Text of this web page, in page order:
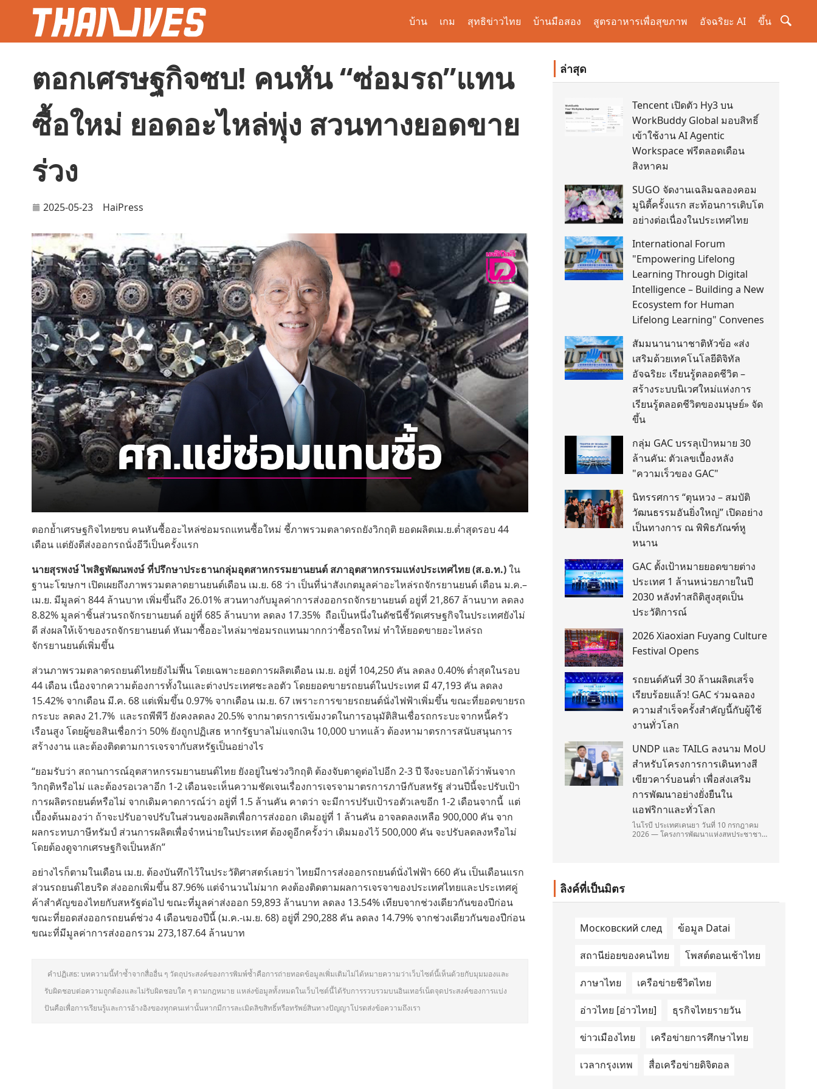
บ้าน เกม สุทธิข่าวไทย บ้านมือสอง สูตรอาหารเพื่อสุขภาพ อัจฉริยะ AI ขึ้น
ตอกเศรษฐกิจซบ! คนหัน “ซ่อมรถ”แทน
ซื้อใหม่ ยอดอะไหล่พุ่ง สวนทางยอดขาย
ร่วง
2025-05-23 HaiPress
ตอกย้ำเศรษฐกิจไทยซบ คนหันซื้ออะไหล่ซ่อมรถแทนซื้อใหม่ ชี้ภาพรวมตลาดรถยังวิกฤติ ยอดผลิตเม.ย.ต่ำสุดรอบ 44
เดือน แต่ยังดีส่งออกรถนั่งอีวีเป็นครั้งแรก
นายสุรพงษ์ ไพสิฐพัฒนพงษ์ ที่ปรึกษาประธานกลุ่มอุตสาหกรรมยานยนต์ สภาอุตสาหกรรมแห่งประเทศไทย (ส.อ.ท.)ใน
ฐานะโฆษกฯ เปิดเผยถึงภาพรวมตลาดยานยนต์เดือน เม.ย. 68 ว่า เป็นที่น่าสังเกตมูลค่าอะไหล่รถจักรยานยนต์ เดือน ม.ค.–
เม.ย. มีมูลค่า 844 ล้านบาท เพิ่มขึ้นถึง 26.01% สวนทางกับมูลค่าการส่งออกรถจักรยานยนต์ อยู่ที่ 21,867 ล้านบาท ลดลง
8.82% มูลค่าชิ้นส่วนรถจักรยานยนต์ อยู่ที่ 685 ล้านบาท ลดลง 17.35% ถือเป็นหนึ่งในดัชนีชี้วัดเศรษฐกิจในประเทศยังไม่
ดี ส่งผลให้เจ้าของรถจักรยานยนต์ หันมาซื้ออะไหล่มาซ่อมรถแทนมากกว่าซื้อรถใหม่ ทำให้ยอดขายอะไหล่รถ
จักรยานยนต์เพิ่มขึ้น
ส่วนภาพรวมตลาดรถยนต์ไทยยังไม่ฟื้น โดยเฉพาะยอดการผลิตเดือน เม.ย. อยู่ที่ 104,250 คัน ลดลง 0.40% ต่ำสุดในรอบ
44 เดือน เนื่องจากความต้องการทั้งในและต่างประเทศชะลอตัว โดยยอดขายรถยนต์ในประเทศ มี 47,193 คัน ลดลง
15.42% จากเดือน มี.ค. 68 แต่เพิ่มขึ้น 0.97% จากเดือน เม.ย. 67 เพราะการขายรถยนต์นั่งไฟฟ้าเพิ่มขึ้น ขณะที่ยอดขายรถ
กระบะ ลดลง 21.7% และรถพีพีวี ยังคงลดลง 20.5% จากมาตรการเข้มงวดในการอนุมัติสินเชื่อรถกระบะจากหนี้ครัว
เรือนสูง โดยผู้ขอสินเชื่อกว่า 50% ยังถูกปฏิเสธ หากรัฐบาลไม่แจกเงิน 10,000 บาทแล้ว ต้องหามาตรการสนับสนุนการ
สร้างงาน และต้องติดตามการเจรจากับสหรัฐเป็นอย่างไร
“ยอมรับว่า สถานการณ์อุตสาหกรรมยานยนต์ไทย ยังอยู่ในช่วงวิกฤติ ต้องจับตาดูต่อไปอีก 2-3 ปี จึงจะบอกได้ว่าพ้นจาก
วิกฤติหรือไม่ และต้องรอเวลาอีก 1-2 เดือนจะเห็นความชัดเจนเรื่องการเจรจามาตรการภาษีกับสหรัฐ ส่วนปีนี้จะปรับเป้า
การผลิตรถยนต์หรือไม่ จากเดิมคาดการณ์ว่า อยู่ที่ 1.5 ล้านคัน คาดว่า จะมีการปรับเป้ารอตัวเลขอีก 1-2 เดือนจากนี้ แต่
เบื้องต้นมองว่า ถ้าจะปรับอาจปรับในส่วนของผลิตเพื่อการส่งออก เดิมอยู่ที่ 1 ล้านคัน อาจลดลงเหลือ 900,000 คัน จาก
ผลกระทบภาษีทรัมป์ ส่วนการผลิตเพื่อจำหน่ายในประเทศ ต้องดูอีกครั้งว่า เดิมมองไว้ 500,000 คัน จะปรับลดลงหรือไม่
โดยต้องดูจากเศรษฐกิจเป็นหลัก”
อย่างไรก็ตามในเดือน เม.ย. ต้องบันทึกไว้ในประวัติศาสตร์เลยว่า ไทยมีการส่งออกรถยนต์นั่งไฟฟ้า 660 คัน เป็นเดือนแรก
ส่วนรถยนต์ไฮบริด ส่งออกเพิ่มขึ้น 87.96% แต่จำนวนไม่มาก คงต้องติดตามผลการเจรจาของประเทศไทยและประเทศคู่
ค้าสำคัญของไทยกับสหรัฐต่อไป ขณะที่มูลค่าส่งออก 59,893 ล้านบาท ลดลง 13.54% เทียบจากช่วงเดียวกันของปีก่อน
ขณะที่ยอดส่งออกรถยนต์ช่วง 4 เดือนของปีนี้ (ม.ค.-เม.ย. 68) อยู่ที่ 290,288 คัน ลดลง 14.79% จากช่วงเดียวกันของปีก่อน
ขณะที่มีมูลค่าการส่งออกรวม 273,187.64 ล้านบาท
คำปฏิเสธ: บทความนี้ทำซ้ำจากสื่ออื่น ๆ วัตถุประสงค์ของการพิมพ์ซ้ำคือการถ่ายทอดข้อมูลเพิ่มเติมไม่ได้หมายความว่าเว็บไซต์นี้เห็นด้วยกับมุมมองและ
รับผิดชอบต่อความถูกต้องและไม่รับผิดชอบใด ๆ ตามกฎหมาย แหล่งข้อมูลทั้งหมดในเว็บไซต์นี้ได้รับการรวบรวมบนอินเทอร์เน็ตจุดประสงค์ของการแบ่ง
ปันคือเพื่อการเรียนรู้และการอ้างอิงของทุกคนเท่านั้นหากมีการละเมิดลิขสิทธิ์หรือทรัพย์สินทางปัญญาโปรดส่งข้อความถึงเรา
ล่าสุด
Tencent เปิดตัว Hy3 บน
WorkBuddy Global มอบสิทธิ์
เข้าใช้งาน AI Agentic
Workspace ฟรีตลอดเดือน
สิงหาคม
SUGO จัดงานเฉลิมฉลองคอม
มูนิตี้ครั้งแรก สะท้อนการเติบโต
อย่างต่อเนื่องในประเทศไทย
International Forum
"Empowering Lifelong
Learning Through Digital
Intelligence – Building a New
Ecosystem for Human
Lifelong Learning" Convenes
สัมมนานานาชาติหัวข้อ «ส่ง
เสริมด้วยเทคโนโลยีดิจิทัล
อัจฉริยะ เรียนรู้ตลอดชีวิต –
สร้างระบบนิเวศใหม่แห่งการ
เรียนรู้ตลอดชีวิตของมนุษย์» จัด
ขึ้น
กลุ่ม GAC บรรลุเป้าหมาย 30
ล้านคัน: ตัวเลขเบื้องหลัง
"ความเร็วของ GAC"
นิทรรศการ “ตุนหวง – สมบัติ
วัฒนธรรมอันยิ่งใหญ่” เปิดอย่าง
เป็นทางการ ณ พิพิธภัณฑ์หู
หนาน
GAC ตั้งเป้าหมายยอดขายต่าง
ประเทศ 1 ล้านหน่วยภายในปี
2030 หลังทำสถิติสูงสุดเป็น
ประวัติการณ์
2026 Xiaoxian Fuyang Culture
Festival Opens
รถยนต์คันที่ 30 ล้านผลิตเสร็จ
เรียบร้อยแล้ว! GAC ร่วมฉลอง
ความสำเร็จครั้งสำคัญนี้กับผู้ใช้
งานทั่วโลก
UNDP และ TAILG ลงนาม MoU
สำหรับโครงการการเดินทางสี
เขียวคาร์บอนต่ำ เพื่อส่งเสริม
การพัฒนาอย่างยั่งยืนใน
แอฟริกาและทั่วโลก
ไนโรบี ประเทศเคนยา วันที่ 10 กรกฎาคม
2026 — โครงการพัฒนาแห่งสหประชาชาติ
ลิงค์ที่เป็นมิตร
Московский след ข้อมูล Datai
สถานีย่อยของคนไทย โพสต์ตอนเช้าไทย
ภาษาไทย เครือข่ายชีวิตไทย
อ่าวไทย [อ่าวไทย] ธุรกิจไทยรายวัน
ข่าวเมืองไทย เครือข่ายการศึกษาไทย
เวลากรุงเทพ สื่อเครือข่ายดิจิตอล